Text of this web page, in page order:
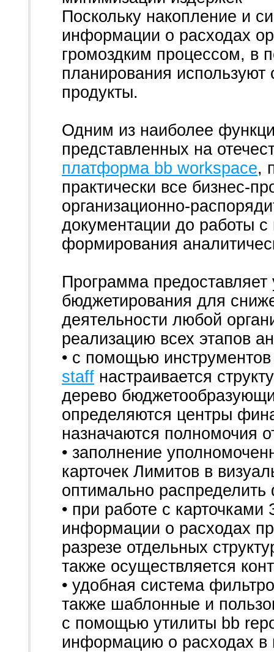
Поскольку накопление и
информации о расходах
громоздким процессом, в
планирования
продукты.
Одним из наиболее
представленных на
платформа bb workspace,
практически все бизнес-
организационно-
документации до работы
формирования
Программа
бюджетирования для
деятельности любой
реализацию всех этапов
• с помощью
staff настраивается
дерево
определяются центры
назначаются полномочия
• заполнение
карточек Лимитов в
оптимально
• при работе с
информации о расходах
разрезе отдельных
также осуществляется
• удобная система
также шаблонные и
с помощью утилиты bb
информацию о расходах в